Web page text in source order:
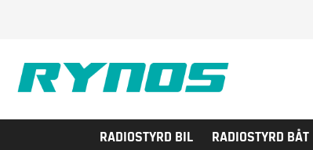
RADIOSTYRD BIL RADIOSTYRD BÅT